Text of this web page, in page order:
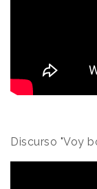
Discurso "Voy